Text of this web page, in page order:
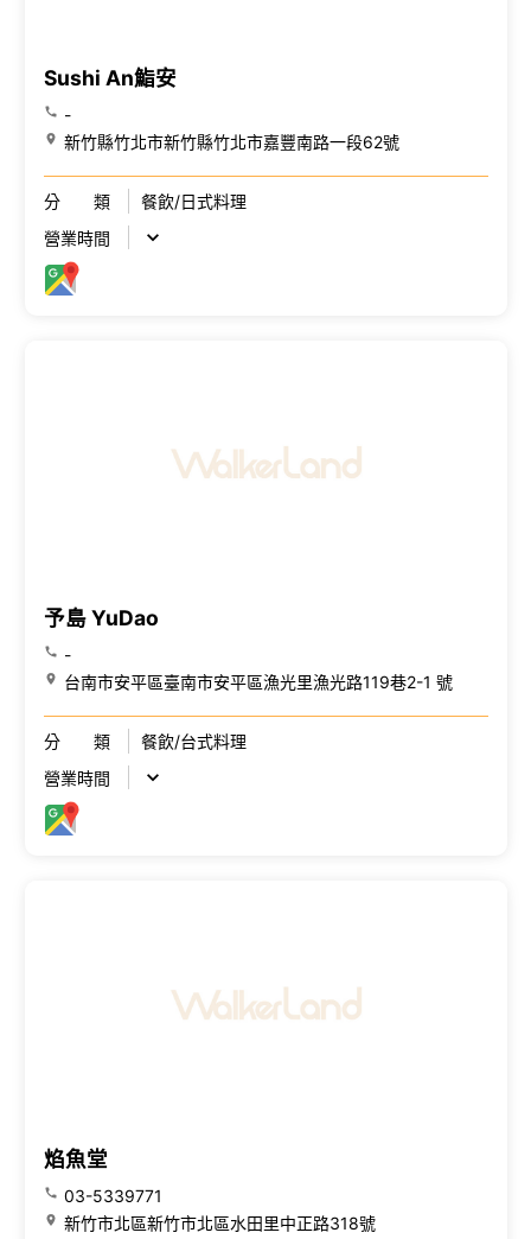
Sushi An鮨安
-
新竹縣竹北市新竹縣竹北市嘉豐南路一段62號
分 類
餐飲/日式料理
營業時間
予島 YuDao
-
台南市安平區臺南市安平區漁光里漁光路119巷2-1 號
分 類
餐飲/台式料理
營業時間
焰魚堂
03-5339771
新竹市北區新竹市北區水田里中正路318號